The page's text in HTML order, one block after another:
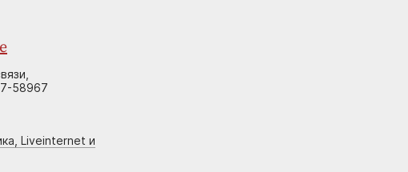
58967
Liveinternet и